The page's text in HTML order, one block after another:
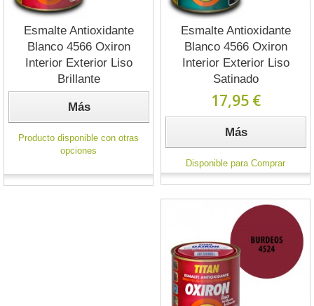
Esmalte Antioxidante
Blanco 4566 Oxiron
Interior Exterior Liso
Brillante
Más
Producto disponible con otras
opciones
Esmalte Antioxidante
Blanco 4566 Oxiron
Interior Exterior Liso
Satinado
17,95 €
Más
Disponible para Comprar